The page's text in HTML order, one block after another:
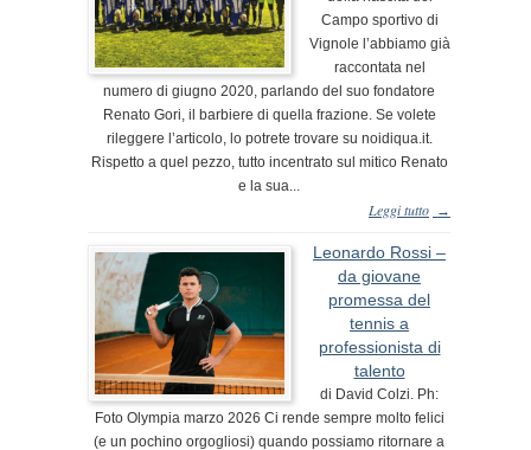
Campo sportivo di
Vignole l’abbiamo già
raccontata nel
numero di giugno 2020, parlando del suo fondatore
Renato Gori, il barbiere di quella frazione. Se volete
rileggere l’articolo, lo potrete trovare su noidiqua.it.
Rispetto a quel pezzo, tutto incentrato sul mitico Renato
e la sua...
Leggi tutto →
Leonardo Rossi –
da giovane
promessa del
tennis a
professionista di
talento
di David Colzi. Ph:
Foto Olympia marzo 2026 Ci rende sempre molto felici
(e un pochino orgogliosi) quando possiamo ritornare a